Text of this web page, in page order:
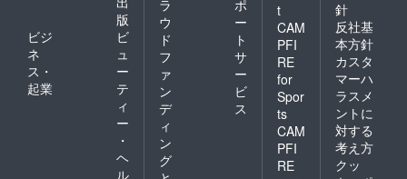
版
ビジ
ネ
ス・
起業
ビ
ュ
ー
テ
ィ
ー
・
ヘ
ル
ラ
ウ
ド
フ
ァ
ン
デ
ィ
ン
グ
ポ
ー
ト
サ
ー
ビ
ス
t
CAM
PFI
RE
for
Spor
ts
CAM
PFI
RE
針
反社基
本方針
カスタ
マーハ
ラスメ
ントに
対する
考え方
クッ